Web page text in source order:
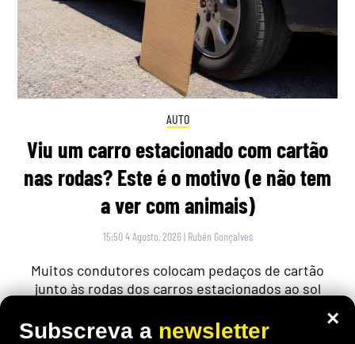
AUTO
Viu um carro estacionado com cartão
nas rodas? Este é o motivo (e não tem
a ver com animais)
15:50 4 Agosto, 2026 | Rubén Gonçalves
Muitos condutores colocam pedaços de cartão
junto às rodas dos carros estacionados ao sol
×
Subscreva a newsletter